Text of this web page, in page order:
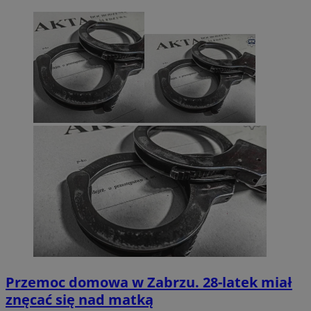
Przemoc domowa w Zabrzu. 28-latek miał
znęcać się nad matką